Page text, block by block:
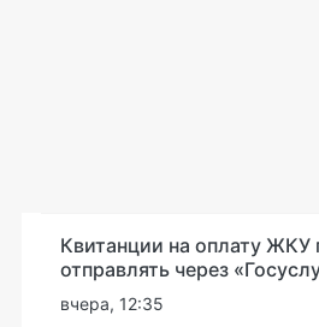
Квитанции на оплату ЖКУ
отправлять через
вчера, 12:35